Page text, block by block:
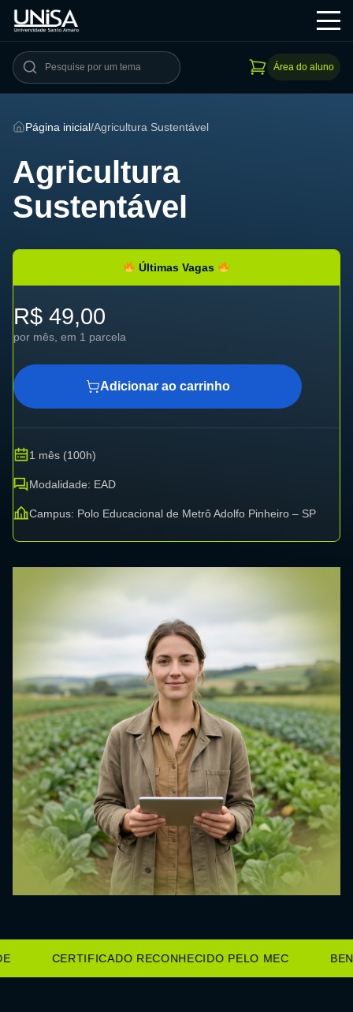
Área do aluno
Página inicial/Agricultura Sustentável
Agricultura
Sustentável
Últimas Vagas
R$ 49,00
por mês, em 1 parcela
Adicionar ao carrinho
1 mês (100h)
Modalidade: EAD
Campus: Polo Educacional de Metrô Adolfo Pinheiro – SP
CERTIFICADO RECONHECIDO PELO MEC